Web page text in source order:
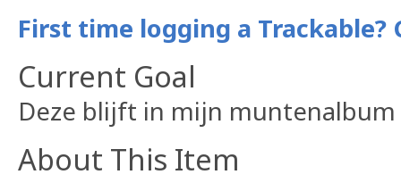
First time logging a Trackable?
Current Goal
Deze blijft in mijn muntenalbum
About This Item